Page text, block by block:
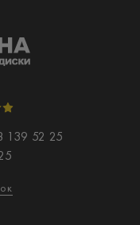
139 52 25